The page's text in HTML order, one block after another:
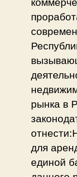
рынка в
для
единой